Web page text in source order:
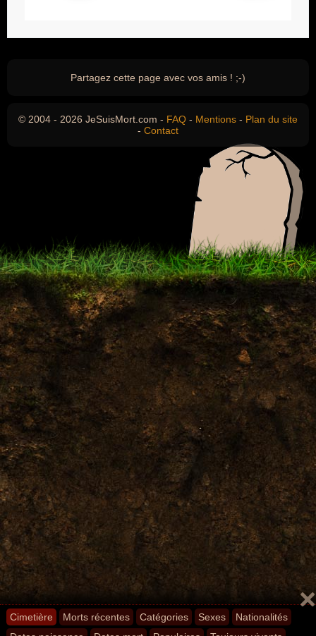
Cimetière Morts récentes Catégories Sexes
Nationalités
Partagez cette page avec vos amis ! ;-)
© 2004 - 2026 JeSuisMort.com - FAQ - Mentions - Plan du site
- Contact